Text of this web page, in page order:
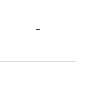
–
–